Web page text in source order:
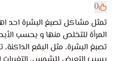
0
تمثل مشاكل تصبغ البشرة احد
المرأة للتخلص منها و بحسب
تصبغ البشرة، مثل البقع الداكنة،